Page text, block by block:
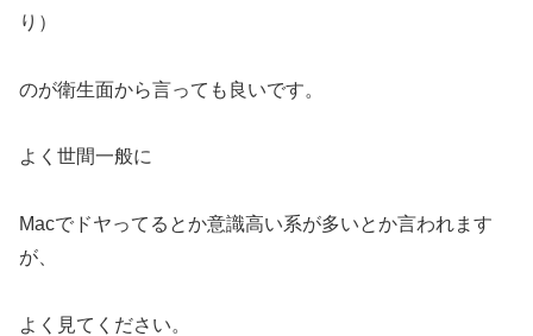
り）
のが衛生面から言っても良いです。
よく世間一般に
Macでドヤってるとか意識高い系が多いとか言われます
が、
よく見てください。